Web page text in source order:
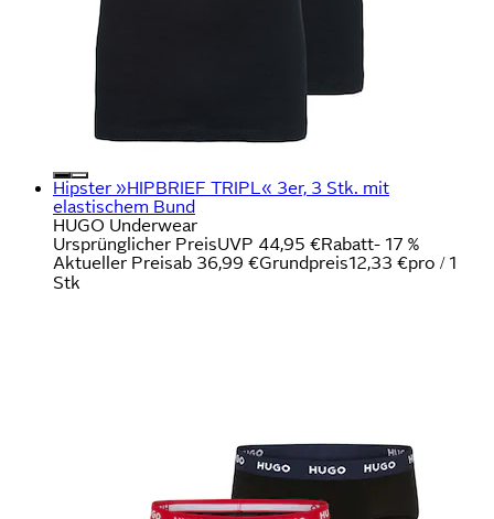
Hipster »HIPBRIEF TRIPL« 3er, 3 Stk. mit
elastischem Bund
HUGO Underwear
Ursprünglicher PreisUVP 44,95 €Rabatt- 17 %
Aktueller Preisab 36,99 €Grundpreis12,33 €pro / 1
Stk